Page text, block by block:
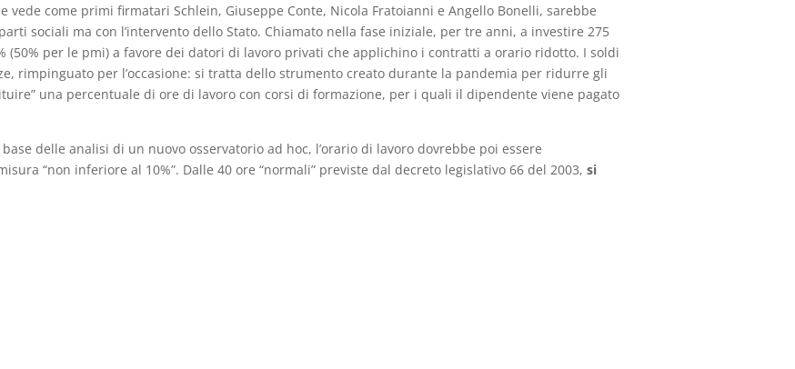
vede come primi firmatari Schlein, Giuseppe Conte, Nicola Fratoianni e Angello Bonelli, sarebbe
sociali ma con l’intervento dello Stato. Chiamato nella fase iniziale, per tre anni, a investire 275
(50% per le pmi) a favore dei datori di lavoro privati che applichino i contratti a orario ridotto. I soldi
rimpinguato per l’occasione: si tratta dello strumento creato durante la pandemia per ridurre gli
una percentuale di ore di lavoro con corsi di formazione, per i quali il dipendente viene pagato
delle analisi di un nuovo osservatorio ad hoc, l’orario di lavoro dovrebbe poi essere
“non inferiore al 10%”. Dalle 40 ore “normali” previste dal decreto legislativo 66 del 2003,si